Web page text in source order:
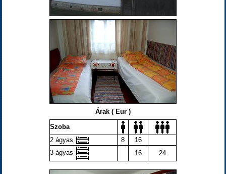
Árak ( Eur )
Szoba
2 ágyas
8
16
3 ágyas
16 24